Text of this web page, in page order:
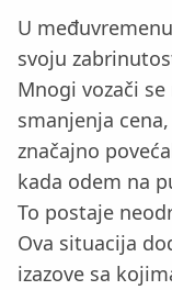
U
svoju
Mnogi vozači
smanjenja
značajno
kada odem na
To postaje
Ova situacija
izazove sa